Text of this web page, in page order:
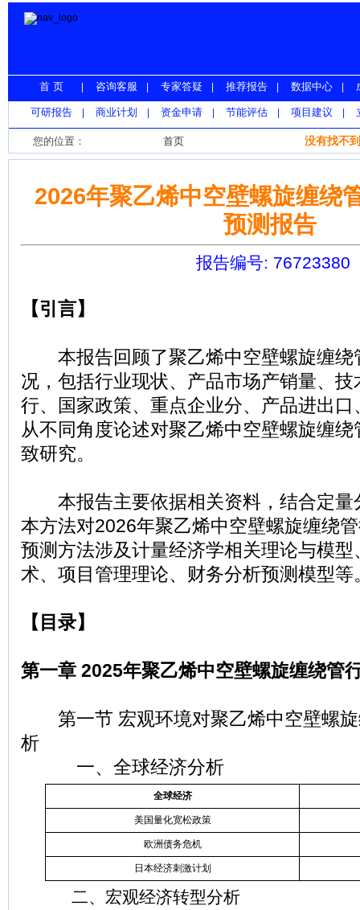
首 页 咨询客服 专家答疑 推荐报告 数据中心
报 告 库
可研报告 商业计划 资金申请 节能评估 项目建议
热点预测
您的位置：
首页
>聚乙烯中空壁螺旋缠绕管
没有找不
2026年聚乙烯中空壁螺旋缠绕
预测报告
报告编号: 76723380
【引言】
本报告回顾了聚乙烯中空壁螺旋缠绕
况，包括行业现状、产品市场产销量、
行、国家政策、重点企业分、产品进出
从不同角度论述对聚乙烯中空壁螺旋缠
致研究。
本报告主要依据相关资料，结合定量
本方法对2026年聚乙烯中空壁螺旋缠绕
预测方法涉及计量经济学相关理论与模
术、项目管理理论、财务分析预测模型等
【目录】
第一章 2025年聚乙烯中空壁螺旋缠绕管
第一节 宏观环境对聚乙烯中空壁螺旋
析
一、全球经济分析
全球经济
美国量化宽松政策
欧洲债务危机
日本经济刺激计划
二、宏观经济转型分析